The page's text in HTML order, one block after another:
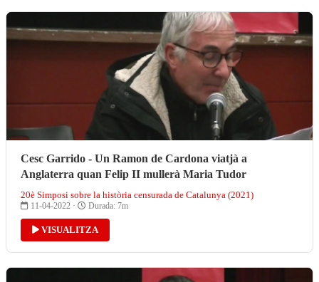
Cesc Garrido - Un Ramon de Cardona viatjà a
Anglaterra quan Felip II mullerà Maria Tudor
20è Simposi sobre la història censurada de Catalunya (2021)
11-04-2022 · Durada: 7m
VISUALITZA